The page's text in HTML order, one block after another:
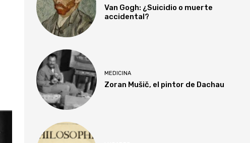
Van Gogh: ¿Suicidio o muerte
accidental?
MEDICINA
Zoran Mušič, el pintor de Dachau